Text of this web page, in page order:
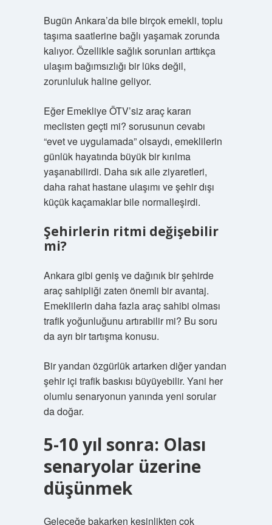
Bugün Ankara’da bile birçok emekli, toplu
taşıma saatlerine bağlı yaşamak zorunda
kalıyor. Özellikle sağlık sorunları arttıkça
ulaşım bağımsızlığı bir lüks değil,
zorunluluk haline geliyor.
Eğer Emekliye ÖTV’siz araç kararı
meclisten geçti mi? sorusunun cevabı
“evet ve uygulamada” olsaydı, emeklilerin
günlük hayatında büyük bir kırılma
yaşanabilirdi. Daha sık aile ziyaretleri,
daha rahat hastane ulaşımı ve şehir dışı
küçük kaçamaklar bile normalleşirdi.
Şehirlerin ritmi değişebilir
mi?
Ankara gibi geniş ve dağınık bir şehirde
araç sahipliği zaten önemli bir avantaj.
Emeklilerin daha fazla araç sahibi olması
trafik yoğunluğunu artırabilir mi? Bu soru
da ayrı bir tartışma konusu.
Bir yandan özgürlük artarken diğer yandan
şehir içi trafik baskısı büyüyebilir. Yani her
olumlu senaryonun yanında yeni sorular
da doğar.
5-10 yıl sonra: Olası
senaryolar üzerine
düşünmek
Geleceğe bakarken kesinlikten çok